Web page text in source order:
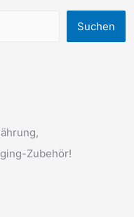
Suchen
Zubehör!